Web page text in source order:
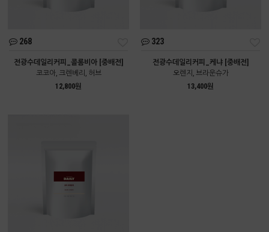
268
전광수데일리커피_콜롬비아 [중배전]
코코아, 크렌베리, 허브
12,800원
323
전광수데일리커피_케냐 [중배전]
오렌지, 브라운슈가
13,400원